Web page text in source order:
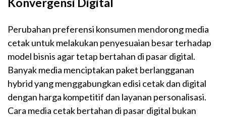
Perubahan preferensi konsumen mendorong media
cetak untuk melakukan penyesuaian besar terhadap
model bisnis agar tetap bertahan di pasar digital.
Banyak media menciptakan paket berlangganan
hybrid yang menggabungkan edisi cetak dan digital
dengan harga kompetitif dan layanan personalisasi.
Cara media cetak bertahan di pasar digital bukan